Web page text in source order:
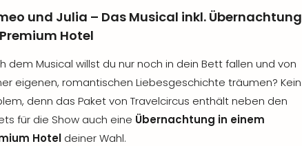
und Julia – Das Musical inkl. Übernachtung
Hotel
dem Musical willst du nur noch in dein Bett fallen und von
eigenen, romantischen Liebesgeschichte träumen? Kein
denn das Paket von Travelcircus enthält neben den
für die Show auch eine Übernachtung in einem
Hotel deiner Wahl.